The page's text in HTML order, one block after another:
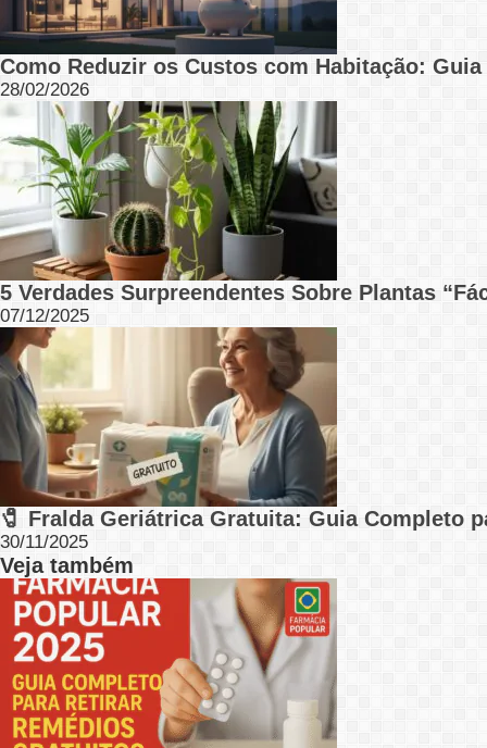
Como Reduzir os Custos com Habitação:
28/02/2026
5 Verdades Surpreendentes Sobre Plantas
07/12/2025
🧷 Fralda Geriátrica Gratuita: Guia Completo
30/11/2025
Veja também